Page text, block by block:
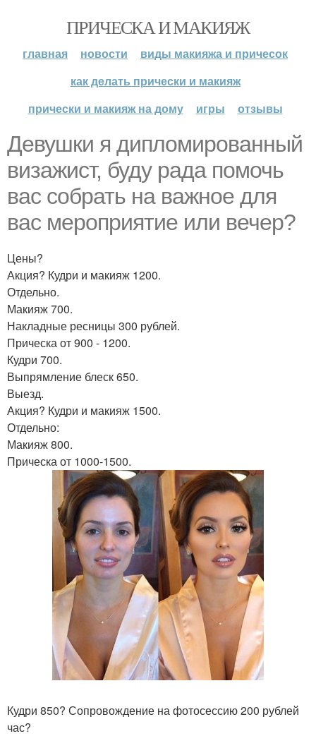
ПРИЧЕСКА И МАКИЯЖ
главная новости
виды макияжа и причесок
как делать прически и макияж
прически и макияж на дому
игры отзывы
Девушки я дипломированный
визажист, буду рада помочь
вас собрать на важное для
вас мероприятие или вечер?
Цены?
Акция? Кудри и макияж 1200.
Отдельно.
Макияж 700.
Накладные ресницы 300 рублей.
Прическа от 900 - 1200.
Кудри 700.
Выпрямление блеск 650.
Выезд.
Акция? Кудри и макияж 1500.
Отдельно:
Макияж 800.
Прическа от 1000-1500.
Кудри 850? Сопровождение на фотосессию 200 рублей
час?